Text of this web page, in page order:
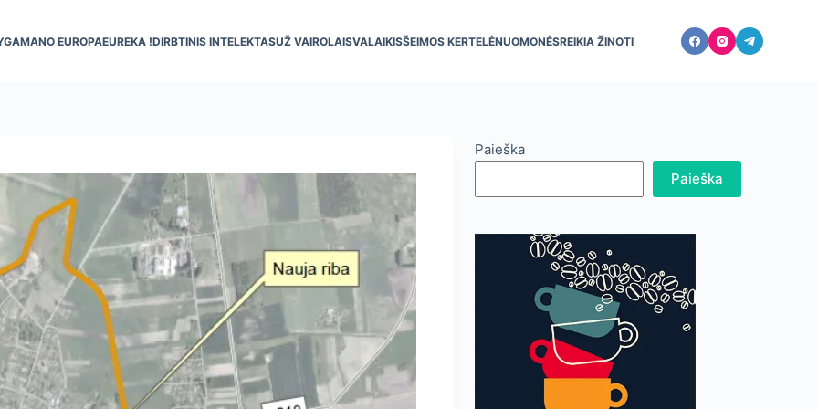
MANO EUROPAEUREKA !DIRBTINIS INTELEKTASUŽ VAIROLAISVALAIKISŠEIMOS KERTELĖNUOMONĖSREIKIA ŽINOTI
Paieška
Paieška